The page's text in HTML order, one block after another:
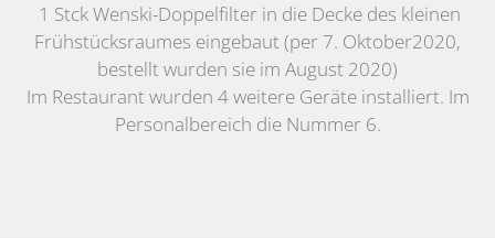
1 Stck Wenski-Doppelfilter in die Decke des kleinen
Frühstücksraumes eingebaut (per 7. Oktober2020,
bestellt wurden sie im August 2020)
Im Restaurant wurden 4 weitere Geräte installiert. Im
Personalbereich die Nummer 6.